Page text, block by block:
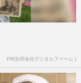
日号
構いた「自然に出
PR(合同会社デジタルファーム )